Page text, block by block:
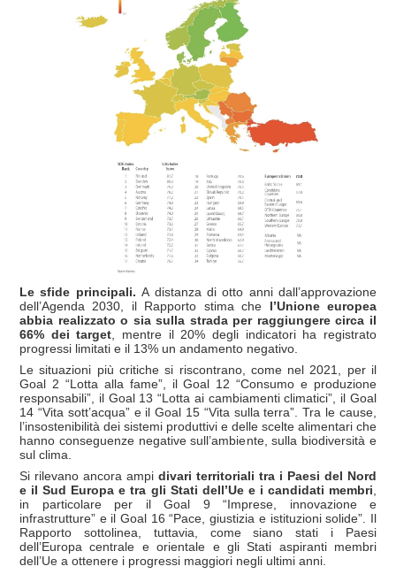
Le sfide principali.A distanza di otto anni dall’approvazione
dell’Agenda 2030, il Rapporto stima che l’Unione europea
abbia realizzato o sia sulla strada per raggiungere circa il
66% dei target, mentre il 20% degli indicatori ha registrato
progressi limitati e il 13% un andamento negativo.
Le situazioni più critiche si riscontrano, come nel 2021, per il
Goal 2 “Lotta alla fame”, il Goal 12 “Consumo e produzione
responsabili”, il Goal 13 “Lotta ai cambiamenti climatici”, il Goal
14 “Vita sott’acqua” e il Goal 15 “Vita sulla terra”. Tra le cause,
l’insostenibilità dei sistemi produttivi e delle scelte alimentari che
hanno conseguenze negative sull’ambiente, sulla biodiversità e
sul clima.
Si rilevano ancora ampi divari territoriali tra i Paesi del Nord
e il Sud Europa e tra gli Stati dell’Ue e i candidati membri,
in particolare per il Goal 9 “Imprese, innovazione e
infrastrutture” e il Goal 16 “Pace, giustizia e istituzioni solide”. Il
Rapporto sottolinea, tuttavia, come siano stati i Paesi
dell’Europa centrale e orientale e gli Stati aspiranti membri
dell’Ue a ottenere i progressi maggiori negli ultimi anni.